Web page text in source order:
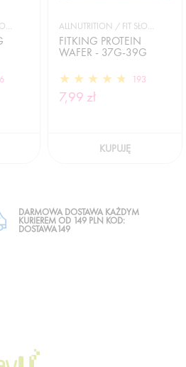
ALLNUTRITION / FIT SŁODYCZE ALLNUTRITION / FIT SŁODYCZE
FITKING PROTEIN
WAFER - 37G-39G
193
7,99 zł
KUPUJĘ
DARMOWA DOSTAWA KAŻDYM
KURIEREM OD 149 PLN KOD:
DOSTAWA149